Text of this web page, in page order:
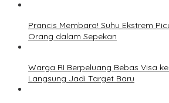
Prancis Membara! Suhu Ekstrem
Orang dalam Sepekan
Warga RI Berpeluang Bebas Visa
Langsung Jadi Target Baru